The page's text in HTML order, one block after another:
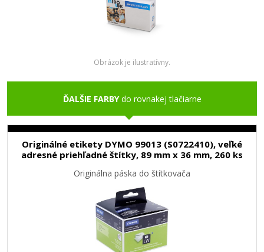
Obrázok je ilustratívny.
ĎALŠIE FARBYdo rovnakej tlačiarne
Originálné etikety DYMO 99013 (S0722410), veľké
adresné priehľadné štítky, 89 mm x 36 mm, 260 ks
Originálna páska do štítkovača